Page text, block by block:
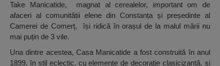
Take Manicatide, magnat al cerealelor, important om de
afaceri al comunității elene din Constanța și președinte al
Camerei de Comerț, își ridică în orașul de la malul mării nu
mai puțin de 3 vile.
Una dintre acestea, Casa Manicatide a fost construită în anul
1899, în stil eclectic, cu elemente de decoraţie clasicizantă, şi